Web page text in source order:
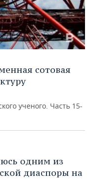
сотовая
ученого. Часть 15-
одним из
диаспоры на